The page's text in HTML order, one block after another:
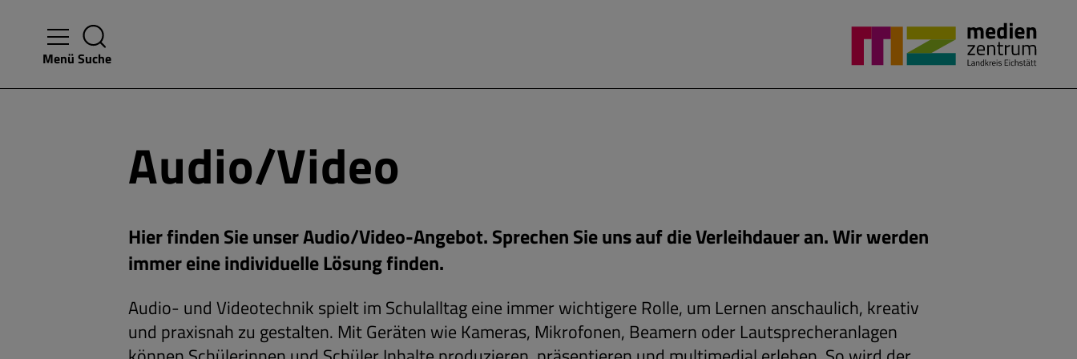
Menü Suche
Audio/Video
Hier finden Sie unser Audio/Video-Angebot. Sprechen Sie uns auf die Verleihdauer an. Wir werden
immer eine individuelle Lösung finden.
Audio- und Videotechnik spielt im Schulalltag eine immer wichtigere Rolle, um Lernen anschaulich, kreativ
und praxisnah zu gestalten. Mit Geräten wie Kameras, Mikrofonen, Beamern oder Lautsprecheranlagen